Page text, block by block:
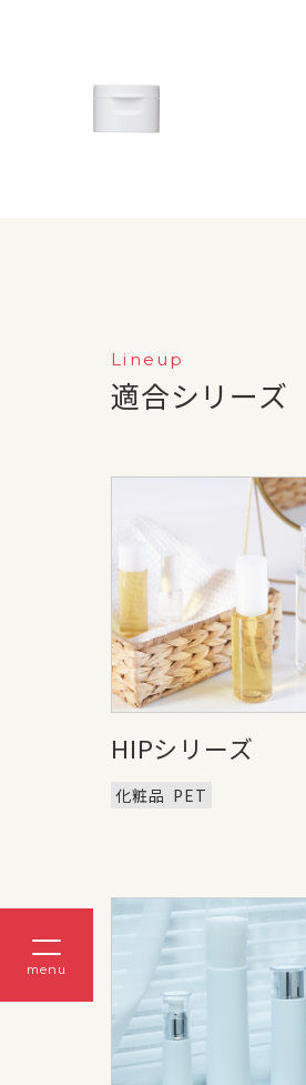
menu
Lineup
適合シリーズ
HIPシリーズ
化粧品 PET